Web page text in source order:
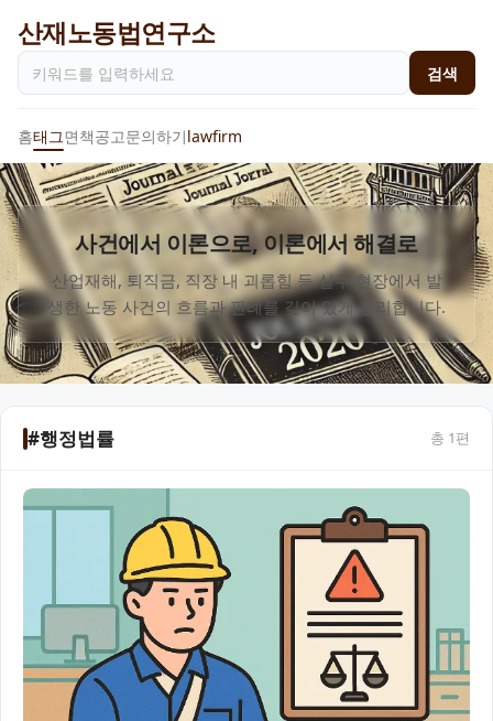
산재노동법연구소
검색
홈태그면책공고문의하기lawfirm
사건에서 이론으로, 이론에서 해결로
산업재해, 퇴직금, 직장 내 괴롭힘 등 실무 현장에서 발
생한 노동 사건의 흐름과 판례를 깊이 있게 정리합니다.
#행정법률 총 1편